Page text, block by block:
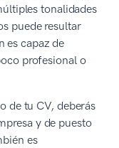
tonalidades
puede resultar
es capaz de
profesional o
de tu CV, deberás
y de puesto
es